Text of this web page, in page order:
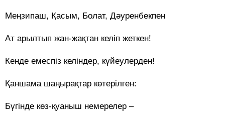
Меңзипаш, Қасым, Болат, Дәуренбекпен
Ат арылтып жан-жақтан келіп жеткен!
Кенде емеспіз келіндер, күйеулерден!
Қаншама шаңырақтар көтерілген:
Бүгінде көз-қуаныш немерелер –